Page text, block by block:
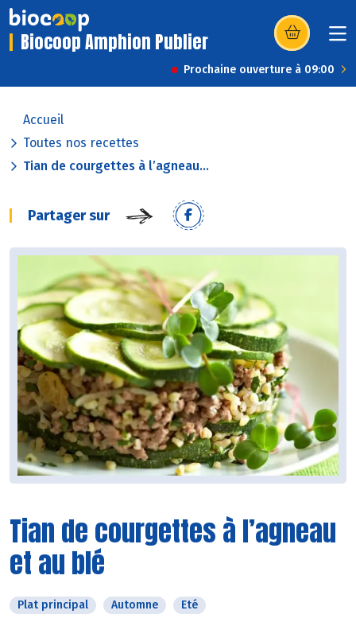
Biocoop Amphion Publier (s’ouvre dans
Prochaine ouverture à 09:00
Accueil
Toutes nos recettes
Tian de courgettes à l’agneau...
Partager sur
Tian de courgettes à l’agneau
et au blé
Plat principal Automne Eté